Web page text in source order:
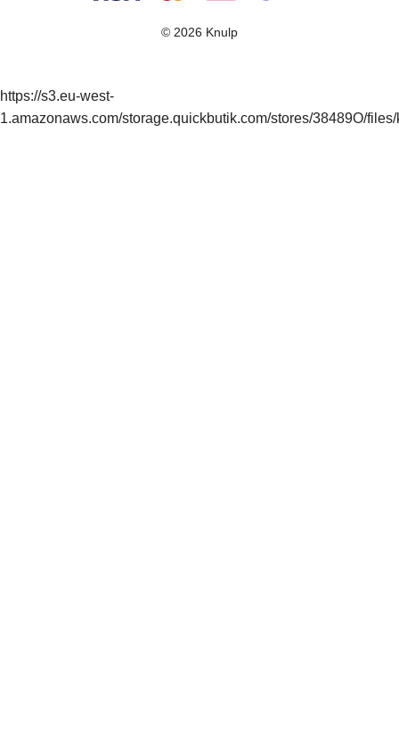
© 2026 Knulp
https://s3.eu-west-
1.amazonaws.com/storage.quickbutik.com/stores/38489O/